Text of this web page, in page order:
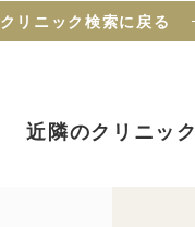
クリニック検索に戻る
近隣のクリニック